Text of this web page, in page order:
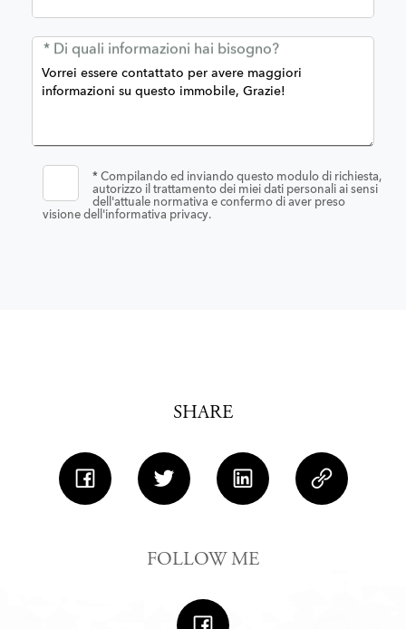
* Di quali informazioni hai bisogno?
*Compilando ed inviando questo modulo di richiesta,
autorizzo il trattamento dei miei dati personali ai sensi
dell'attuale normativa e confermo di aver preso
visione dell'informativa privacy.
SHARE
FOLLOW ME